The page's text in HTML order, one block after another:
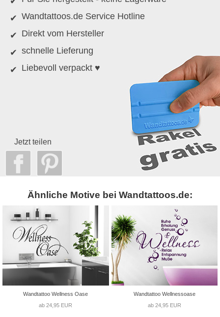
Wandtattoos.de Service Hotline
Direkt vom Hersteller
schnelle Lieferung
Liebevoll verpackt ♥
Jetzt teilen
Ähnliche Motive bei Wandtattoos.de:
Wandtattoo Wellness Oase
ab 24,95 EUR
Wandtattoo Wellnessoase
ab 24,95 EUR